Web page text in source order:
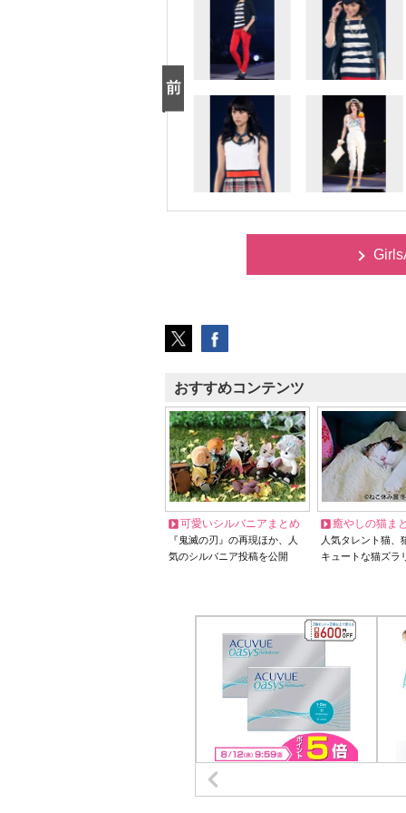
おすすめコンテンツ
可愛いシルバニアまとめ
『鬼滅の刃』の再現ほか、人
気のシルバニア投稿を公開
癒やしの猫ま
人気タレント猫
キュートな猫ズラ